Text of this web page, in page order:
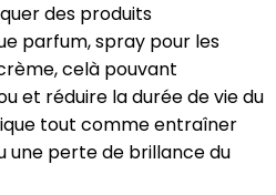
des produits
parfum, spray pour les
celà pouvant
et réduire la durée de vie du
tout comme entraîner
une perte de brillance du